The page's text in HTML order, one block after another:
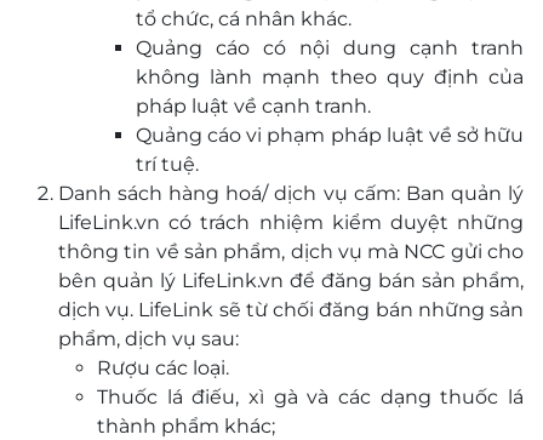
tổ chức, cá nhân khác.
Quảng cáo có nội dung cạnh tranh
không lành mạnh theo quy định của
pháp luật về cạnh tranh.
Quảng cáo vi phạm pháp luật về sở hữu
trí tuệ.
Danh sách hàng hoá/ dịch vụ cấm: Ban quản lý
LifeLink.vn có trách nhiệm kiểm duyệt những
thông tin về sản phẩm, dịch vụ mà NCC gửi cho
bên quản lý LifeLink.vn để đăng bán sản phẩm,
dịch vụ. LifeLink sẽ từ chối đăng bán những sản
phẩm, dịch vụ sau:
Rượu các loại.
Thuốc lá điếu, xì gà và các dạng thuốc lá
thành phẩm khác;